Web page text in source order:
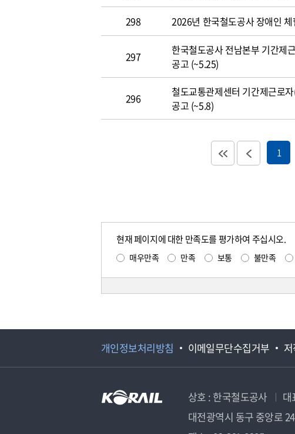
298 2026년 한국철도공사 장애인
297
한국철도공사 전남본부 기간제
공고 (~5.25)
296
철도교통관제센터 기간제근로
공고 (~5.8)
1
현재 페이지에 대한 만족도를 평가하여 주십시오.
매우만족 만족 보통 불만족
개인정보처리방침 이메일무단수집거부
상호 : 한국철도공사 대
대전광역시 동구 중앙로